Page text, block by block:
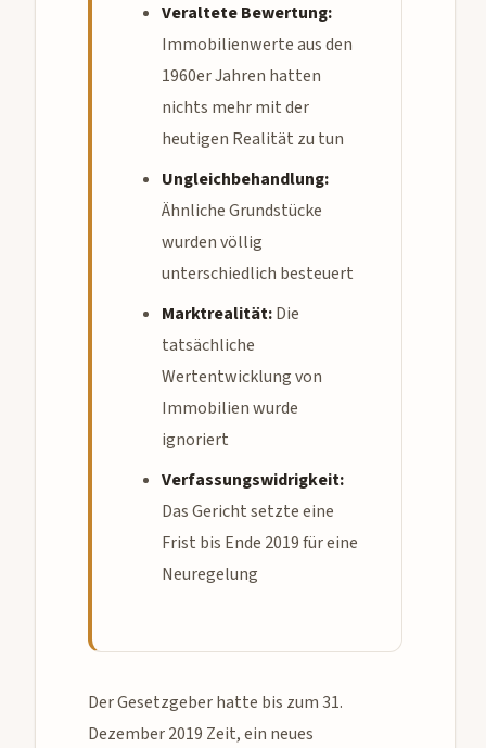
Veraltete Bewertung:
Immobilienwerte aus den
1960er Jahren hatten
nichts mehr mit der
heutigen Realität zu tun
Ungleichbehandlung:
Ähnliche Grundstücke
wurden völlig
unterschiedlich besteuert
Marktrealität:Die
tatsächliche
Wertentwicklung von
Immobilien wurde
ignoriert
Verfassungswidrigkeit:
Das Gericht setzte eine
Frist bis Ende 2019 für eine
Neuregelung
Der Gesetzgeber hatte bis zum 31.
Dezember 2019 Zeit, ein neues